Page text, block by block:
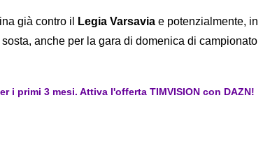
già contro il Legia Varsavia e potenzialmente, in
anche per la gara di domenica di campionato
i primi 3 mesi. Attiva l'offerta TIMVISION con DAZN!